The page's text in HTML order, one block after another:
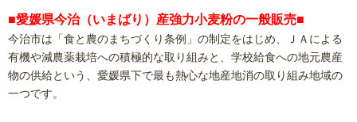
■愛媛県今治（いまばり）産強力小麦粉の一般販売■
今治市は「食と農のまちづくり条例」の制定をはじめ、ＪＡによる
有機や減農薬栽培への積極的な取り組みと、学校給食への地元農産
物の供給という、愛媛県下で最も熱心な地産地消の取り組み地域の
一つです。